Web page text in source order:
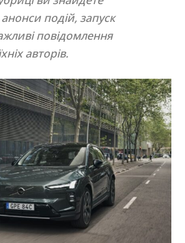
подій, запуск
повідомлення
авторів.